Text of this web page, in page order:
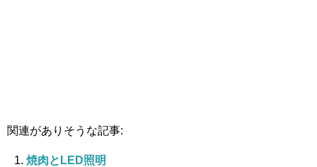
関連がありそうな記事:
焼肉とLED照明